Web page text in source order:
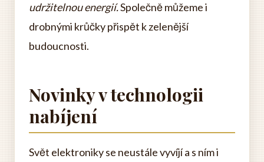
udržitelnou energií.Společně můžeme i
drobnými krůčky přispět k zelenější
budoucnosti.
Novinky v technologii
nabíjení
Svět elektroniky se neustále vyvíjí a s ním i